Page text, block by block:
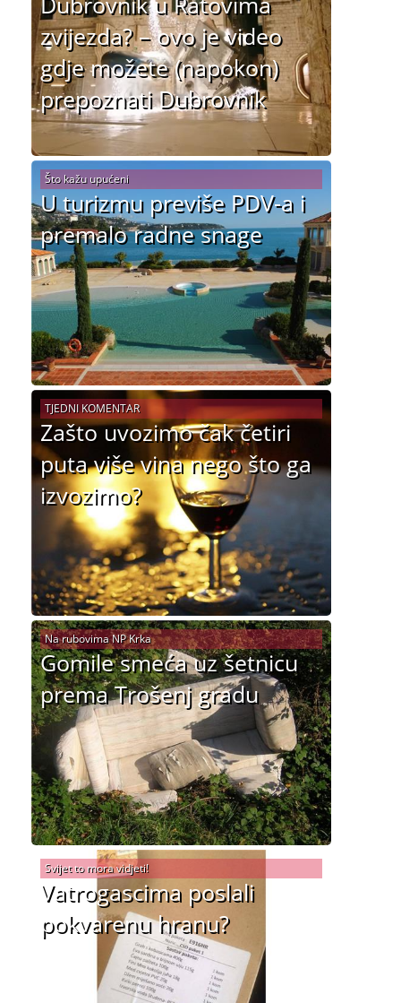
zvijezda? – ovo je video
gdje možete (napokon)
prepoznati Dubrovnik
U turizmu previše PDV-a i
premalo radne snage
Što kažu upućeni
Zašto uvozimo čak četiri
puta više vina nego što ga
izvozimo?
TJEDNI KOMENTAR
Gomile smeća uz šetnicu
prema Trošenj gradu
Na rubovima NP Krka
Vatrogascima poslali
pokvarenu hranu?
Svijet to mora vidjeti!